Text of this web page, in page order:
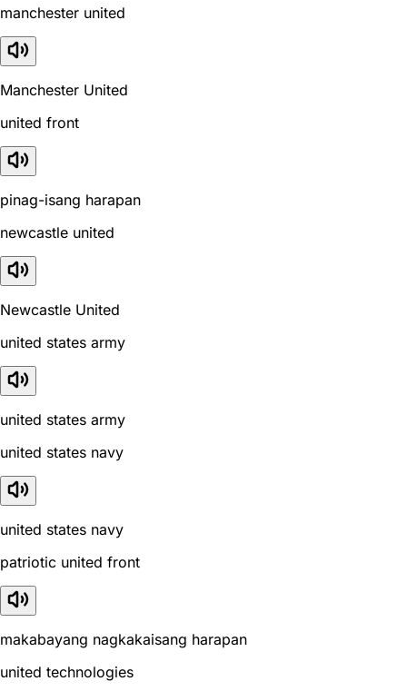
manchester united
Manchester United
united front
pinag-isang harapan
newcastle united
Newcastle United
united states army
united states army
united states navy
united states navy
patriotic united front
makabayang nagkakaisang harapan
united technologies